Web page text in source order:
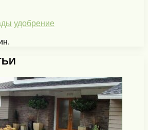
удобрение